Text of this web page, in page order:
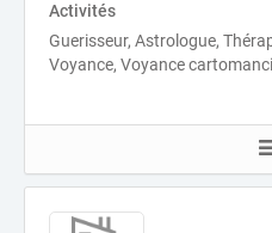
Activités
Guerisseur, Astrologue,
Voyance, Voyance